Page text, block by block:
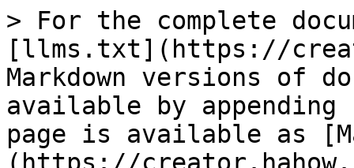
> For the complete
[llms.txt](https://
Markdown versions of
available by
page is available as